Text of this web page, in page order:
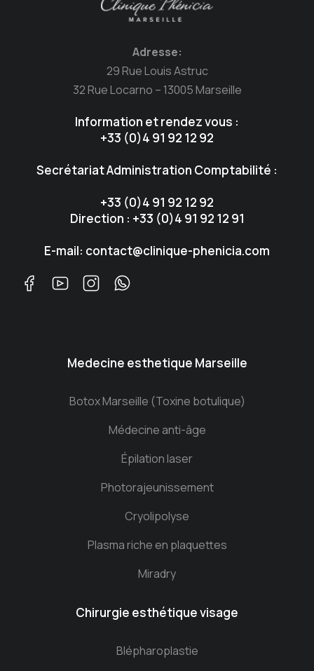
Adresse:
29 Rue Louis Astruc
32 Rue Locarno – 13005 Marseille
Information et rendez vous :
+33 (0)4 91 92 12 92
Secrétariat Administration Comptabilité :
+33 (0)4 91 92 12 92
Direction : +33 (0)4 91 92 12 91
E-mail: contact@clinique-phenicia.com
Medecine esthetique Marseille
Botox Marseille (Toxine botulique)
Médecine anti-âge
Épilation laser
Photorajeunissement
Cryolipolyse
Plasma riche en plaquettes
Miradry
Chirurgie esthétique visage
Blépharoplastie